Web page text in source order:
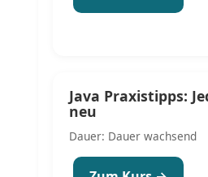
Java Praxistipps:
neu
Dauer: Dauer wachsend